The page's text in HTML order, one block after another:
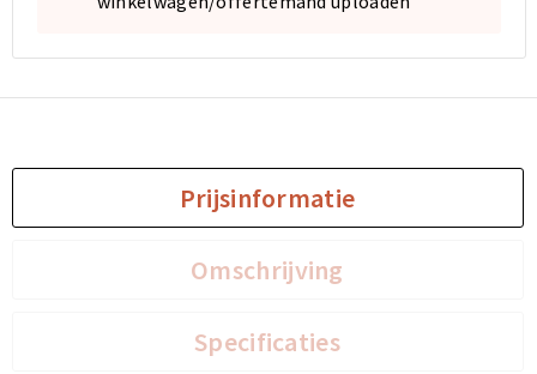
Sporttassen
Documententassen
Heuptassen
Sporttassen
Documententassen
Heuptassen
Prijsinformatie
Omschrijving
Specificaties